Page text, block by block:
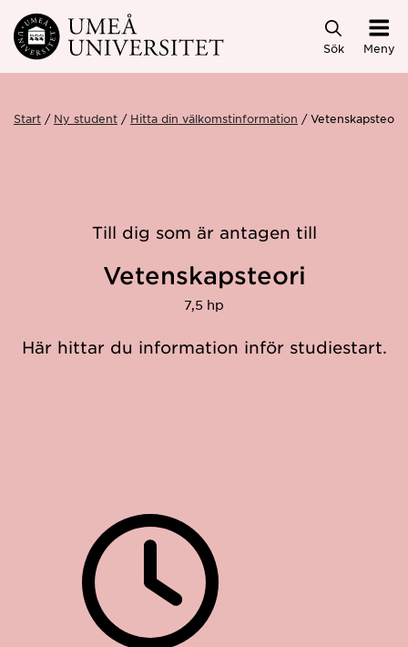
Hoppa direkt till innehållet
Sök Meny
Start Ny student Hitta din välkomstinformation Vetenskapsteori
Till dig som är antagen till
Vetenskapsteori
7,5 hp
Här hittar du information inför studiestart.